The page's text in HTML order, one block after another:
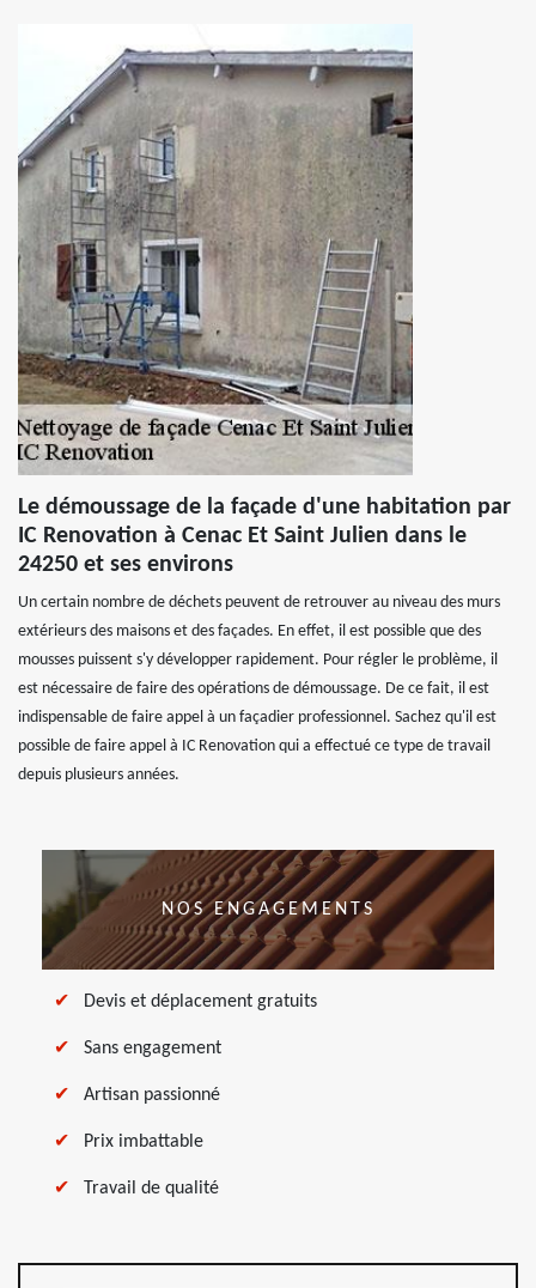
Le démoussage de la façade d'une habitation par
IC Renovation à Cenac Et Saint Julien dans le
24250 et ses environs
Un certain nombre de déchets peuvent de retrouver au niveau des murs
extérieurs des maisons et des façades. En effet, il est possible que des
mousses puissent s'y développer rapidement. Pour régler le problème, il
est nécessaire de faire des opérations de démoussage. De ce fait, il est
indispensable de faire appel à un façadier professionnel. Sachez qu'il est
possible de faire appel à IC Renovation qui a effectué ce type de travail
depuis plusieurs années.
NOS ENGAGEMENTS
Devis et déplacement gratuits
Sans engagement
Artisan passionné
Prix imbattable
Travail de qualité